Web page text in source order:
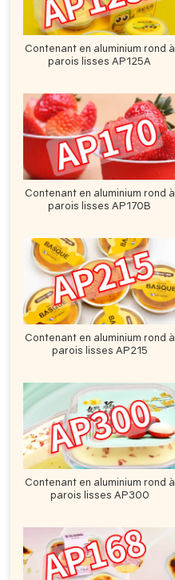
Contenant en aluminium rond à
parois lisses AP125A
Contenant en aluminium rond à
parois lisses AP170B
Contenant en aluminium rond à
parois lisses AP215
Contenant en aluminium rond à
parois lisses AP300